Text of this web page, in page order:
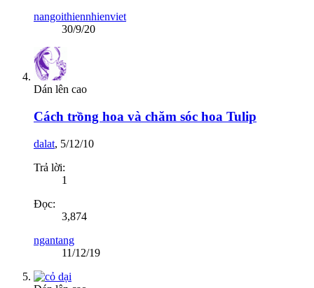
nangoithiennhienviet
30/9/20
Dán lên cao
Cách trồng hoa và chăm sóc hoa Tulip
dalat, 5/12/10
Trả lời:
1
Đọc:
3,874
ngantang
11/12/19